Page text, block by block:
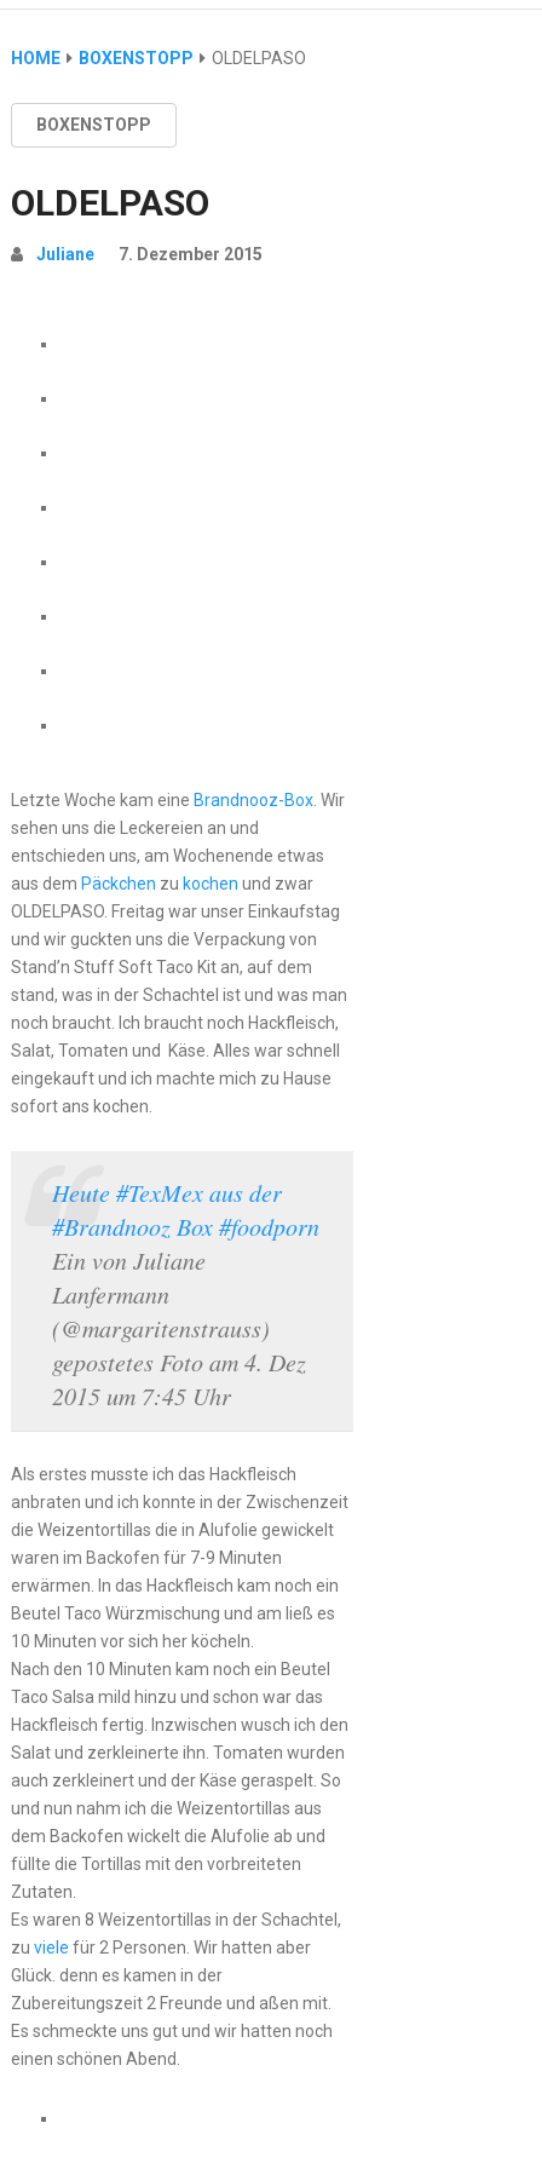
HOME BOXENSTOPP OLDELPASO
BOXENSTOPP
OLDELPASO
Juliane 7. Dezember 2015
Letzte Woche kam eine Brandnooz-Box. Wir
sehen uns die Leckereien an und
entschieden uns, am Wochenende etwas
aus dem Päckchen zu kochen und zwar
OLDELPASO. Freitag war unser Einkaufstag
und wir guckten uns die Verpackung von
Stand’n Stuff Soft Taco Kit an, auf dem
stand, was in der Schachtel ist und was man
noch braucht. Ich braucht noch Hackfleisch,
Salat, Tomaten und Käse. Alles war schnell
eingekauft und ich machte mich zu Hause
sofort ans kochen.
Heute #TexMex aus der
#Brandnooz Box #foodporn
Ein von Juliane
Lanfermann
(@margaritenstrauss)
gepostetes Foto am 4. Dez
2015 um 7:45 Uhr
Als erstes musste ich das Hackfleisch
anbraten und ich konnte in der Zwischenzeit
die Weizentortillas die in Alufolie gewickelt
waren im Backofen für 7-9 Minuten
erwärmen. In das Hackfleisch kam noch ein
Beutel Taco Würzmischung und am ließ es
10 Minuten vor sich her köcheln.
Nach den 10 Minuten kam noch ein Beutel
Taco Salsa mild hinzu und schon war das
Hackfleisch fertig. Inzwischen wusch ich den
Salat und zerkleinerte ihn. Tomaten wurden
auch zerkleinert und der Käse geraspelt. So
und nun nahm ich die Weizentortillas aus
dem Backofen wickelt die Alufolie ab und
füllte die Tortillas mit den vorbreiteten
Zutaten.
Es waren 8 Weizentortillas in der Schachtel,
zu viele für 2 Personen. Wir hatten aber
Glück. denn es kamen in der
Zubereitungszeit 2 Freunde und aßen mit.
Es schmeckte uns gut und wir hatten noch
einen schönen Abend.